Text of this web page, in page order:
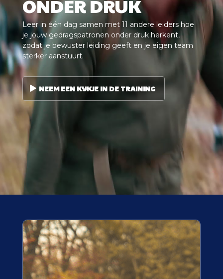
ONDER DRUK
Leer in één dag samen met 11 andere leiders hoe
je jouw gedragspatronen onder druk herkent,
zodat je bewuster leiding geeft en je eigen team
sterker aanstuurt.
NEEM EEN KIJKJE IN DE TRAINING